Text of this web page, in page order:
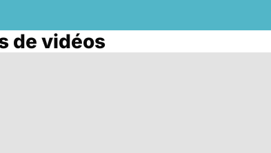
de vidéos